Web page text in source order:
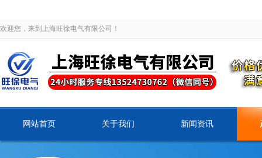
欢迎您，来到上海旺徐电气有限公司！
网站首页 关于我们 新闻资讯